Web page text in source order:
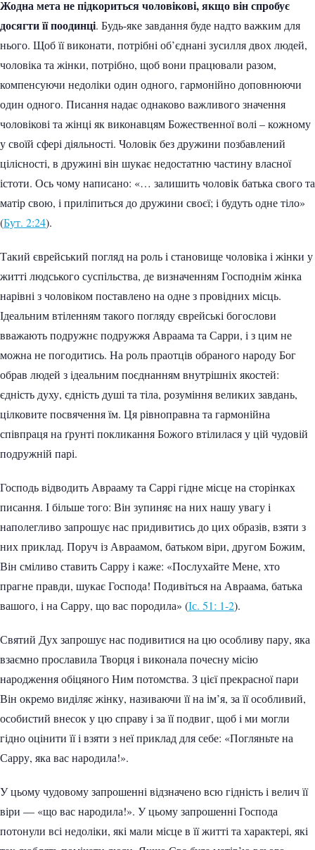
Жодна мета не підкориться чоловікові, якщо він спробує
досягти її поодинці. Будь-яке завдання буде надто важким для
нього. Щоб її виконати, потрібні об’єднані зусилля двох людей,
чоловіка та жінки, потрібно, щоб вони працювали разом,
компенсуючи недоліки один одного, гармонійно доповнюючи
один одного. Писання надає однаково важливого значення
чоловікові та жінці як виконавцям Божественної волі – кожному
у своїй сфері діяльності. Чоловік без дружини позбавлений
цілісності, в дружині він шукає недостатню частину власної
істоти. Ось чому написано: «… залишить чоловік батька свого та
матір свою, і приліпиться до дружини своєї; і будуть одне тіло»
(Бут. 2:24).
Такий єврейський погляд на роль і становище чоловіка і жінки у
житті людського суспільства, де визначенням Господнім жінка
нарівні з чоловіком поставлено на одне з провідних місць.
Ідеальним втіленням такого погляду єврейські богослови
вважають подружнє подружжя Авраама та Сарри, і з цим не
можна не погодитись. На роль праотців обраного народу Бог
обрав людей з ідеальним поєднанням внутрішніх якостей:
єдність духу, єдність душі та тіла, розуміння великих завдань,
цілковите посвячення їм. Ця рівноправна та гармонійна
співпраця на ґрунті покликання Божого втілилася у цій чудовій
подружній парі.
Господь відводить Аврааму та Саррі гідне місце на сторінках
писання. І більше того: Він зупиняє на них нашу увагу і
наполегливо запрошує нас придивитись до цих образів, взяти з
них приклад. Поруч із Авраамом, батьком віри, другом Божим,
Він сміливо ставить Сарру і каже: «Послухайте Мене, хто
прагне правди, шукає Господа! Подивіться на Авраама, батька
вашого, і на Сарру, що вас породила» (Іс. 51: 1-2).
Святий Дух запрошує нас подивитися на цю особливу пару, яка
взаємно прославила Творця і виконала почесну місію
народження обіцяного Ним потомства. З цієї прекрасної пари
Він окремо виділяє жінку, називаючи її на ім’я, за її особливий,
особистий внесок у цю справу і за її подвиг, щоб і ми могли
гідно оцінити її і взяти з неї приклад для себе: «Погляньте на
Сарру, яка вас народила!».
У цьому чудовому запрошенні відзначено всю гідність і велич її
віри — «що вас народила!». У цьому запрошенні Господа
потонули всі недоліки, які мали місце в її житті та характері, які